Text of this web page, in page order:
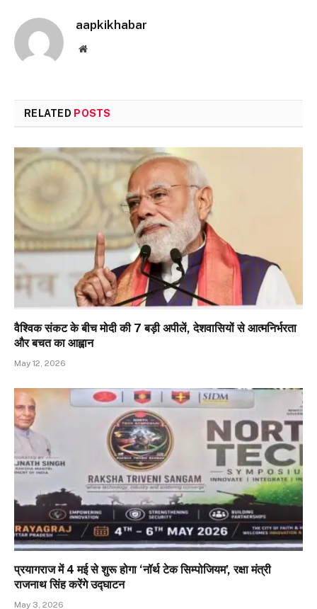
aapkikhabar
Website
RELATED POSTS
वैश्विक संकट के बीच मोदी की 7 बड़ी अपीलें, देशवासियों से आत्मनिर्भरता
और बचत का आह्वान
May 12, 2026
प्रयागराज में 4 मई से शुरू होगा ‘नॉर्थ टेक सिम्पोजियम’, रक्षा मंत्री
राजनाथ सिंह करेंगे उद्घाटन
May 3, 2026